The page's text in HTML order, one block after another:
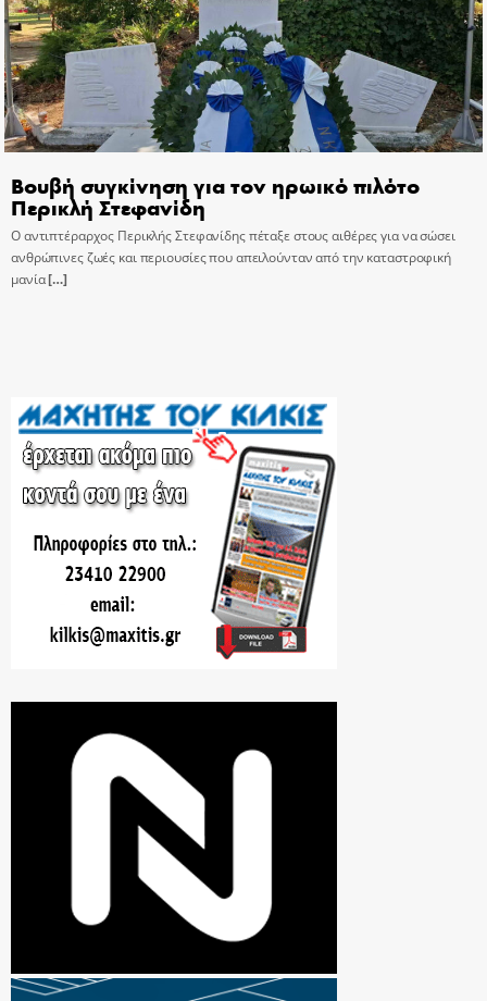
Βουβή συγκίνηση για τον ηρωικό πιλότο
Περικλή Στεφανίδη
Ο αντιπτέραρχος Περικλής Στεφανίδης πέταξε στους αιθέρες για να σώσει
ανθρώπινες ζωές και περιουσίες που απειλούνταν από την καταστροφική
μανία[…]